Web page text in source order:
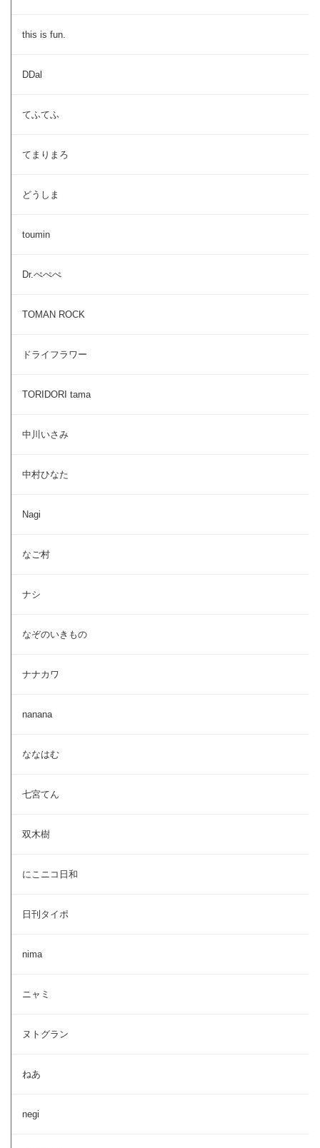
this is fun.
DDal
てふてふ
てまりまろ
どうしま
toumin
Dr.ぺぺぺ
TOMAN ROCK
ドライフラワー
TORIDORI tama
中川いさみ
中村ひなた
Nagi
なご村
ナシ
なぞのいきもの
ナナカワ
nanana
ななはむ
七宮てん
双木樹
にこニコ日和
日刊タイポ
nima
ニャミ
ヌトグラン
ねあ
negi